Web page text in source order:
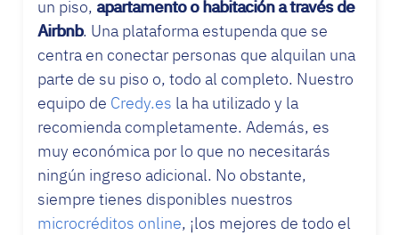
un piso, apartamento o habitación a través de
Airbnb. Una plataforma estupenda que se
centra en conectar personas que alquilan una
parte de su piso o, todo al completo. Nuestro
equipo de Credy.es la ha utilizado y la
recomienda completamente. Además, es
muy económica por lo que no necesitarás
ningún ingreso adicional. No obstante,
siempre tienes disponibles nuestros
microcréditos online, ¡los mejores de todo el